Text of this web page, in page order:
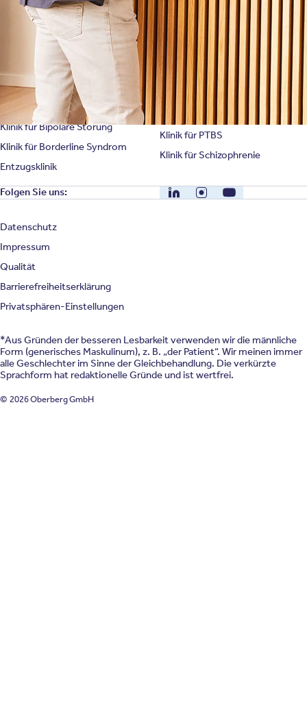
Spezialisierte Kliniken
Klinik für Depression
Klinik für Burnout
Klinik für Angststörung
Klinik für Zwangsstörung
Klinik für Persönlichkeitsstörung
Klinik für Bipolare Störung
Klinik für Borderline Syndrom
Entzugsklinik
Suchtklinik
Klinik für Anorexie
Klinik für Erschöpfung
Klinik für Essstörung
Klinik für Mediensucht
Klinik für Psychose
Klinik für PTBS
Klinik für Schizophrenie
Folgen Sie uns: LinkedInInstagramYouTube
Datenschutz
Impressum
Qualität
Barrierefreiheitserklärung
Privatsphären-Einstellungen
*Aus Gründen der besseren Lesbarkeit verwenden wir die männliche
Form (generisches Maskulinum), z. B. „der Patient“. Wir meinen immer
alle Geschlechter im Sinne der Gleichbehandlung. Die verkürzte
Sprachform hat redaktionelle Gründe und ist wertfrei.
© 2026 Oberberg GmbH